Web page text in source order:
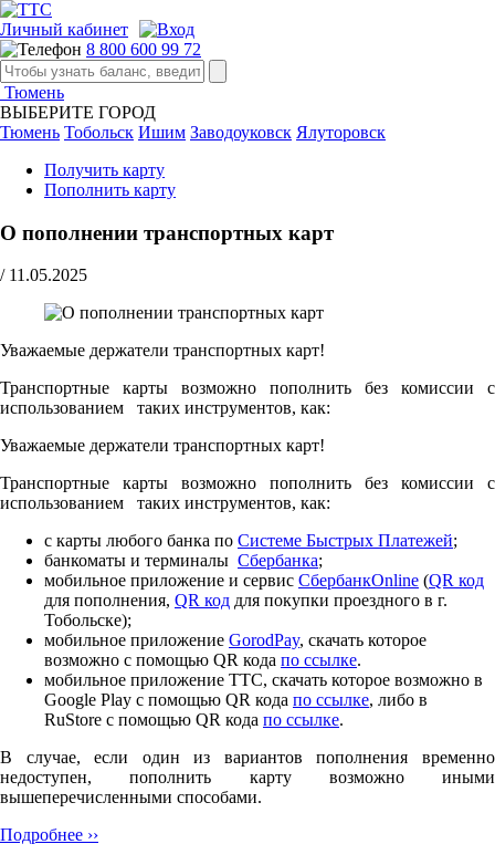
Личный кабинет
8 800 600 99 72
Тюмень
ВЫБЕРИТЕ ГОРОД
Тюмень Тобольск Ишим Заводоуковск Ялуторовск
Получить карту
Пополнить карту
О пополнении транспортных карт
/ 11.05.2025
Уважаемые держатели транспортных карт!
Транспортные карты возможно пополнить без комиссии с
использованием таких инструментов, как:
Уважаемые держатели транспортных карт!
Транспортные карты возможно пополнить без комиссии с
использованием таких инструментов, как:
с карты любого банка по Cистеме Быстрых Платежей;
банкоматы и терминалы Сбербанка;
мобильное приложение и сервис СбербанкOnline (QR код
для пополнения, QR код для покупки проездного в г.
Тобольске);
мобильное приложение GorodPay, скачать которое
возможно с помощью QR кода по ссылке.
мобильное приложение ТТС, скачать которое возможно в
Google Play с помощью QR кода по ссылке, либо в
RuStore с помощью QR кода по ссылке.
В случае, если один из вариантов пополнения временно
недоступен, пополнить карту возможно иными
вышеперечисленными способами.
Подробнее ››